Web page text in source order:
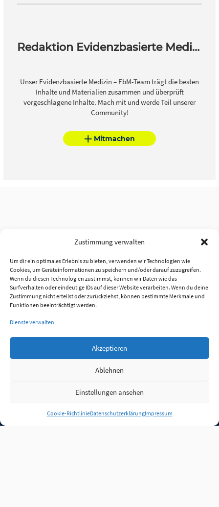
Zustimmung verwalten
Um dir ein optimales Erlebnis zu bieten, verwenden wir Technologien wie
Cookies, um Geräteinformationen zu speichern und/oder darauf zuzugreifen.
Wenn du diesen Technologien zustimmst, können wir Daten wie das
Surfverhalten oder eindeutige IDs auf dieser Website verarbeiten. Wenn du deine
Zustimmung nicht erteilst oder zurückziehst, können bestimmte Merkmale und
Funktionen beeinträchtigt werden.
Dienste verwalten
Akzeptieren
Ablehnen
Einstellungen ansehen
Cookie-RichtlinieDatenschutzerklärungImpressum
Redaktion Evidenzbasierte Medizin – EbM
Unser Evidenzbasierte Medizin – EbM-Team trägt die besten
Inhalte und Materialien zusammen und überprüft
vorgeschlagene Inhalte. Mach mit und werde Teil unserer
Community!
Mitmachen
Anmelden
Jobs Partner FAQ Quellen